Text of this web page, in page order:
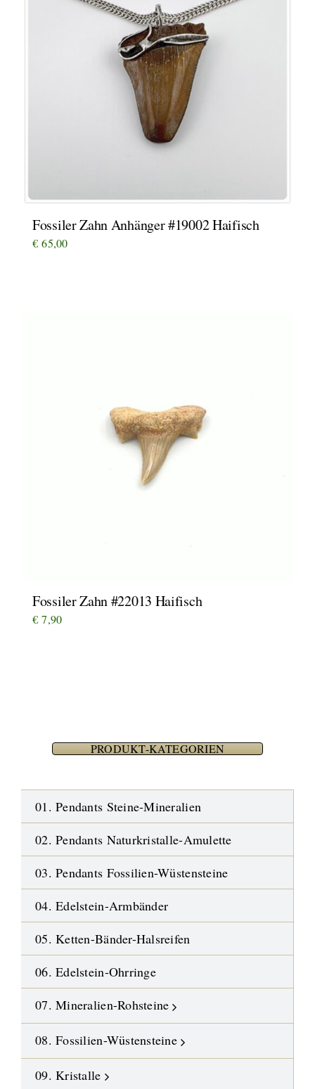
Fossiler Zahn Anhänger #19002 Haifisch
€ 65,00
Fossiler Zahn #22013 Haifisch
€ 7,90
PRODUKT-KATEGORIEN
01. Pendants Steine-Mineralien
02. Pendants Naturkristalle-Amulette
03. Pendants Fossilien-Wüstensteine
04. Edelstein-Armbänder
05. Ketten-Bänder-Halsreifen
06. Edelstein-Ohrringe
07. Mineralien-Rohsteine
08. Fossilien-Wüstensteine
09. Kristalle